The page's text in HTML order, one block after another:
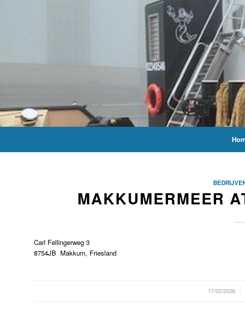
MAKKUMERMEER
Carl Fellingerweg 3
8754JB Makkum, Friesland
17/02/2026
/